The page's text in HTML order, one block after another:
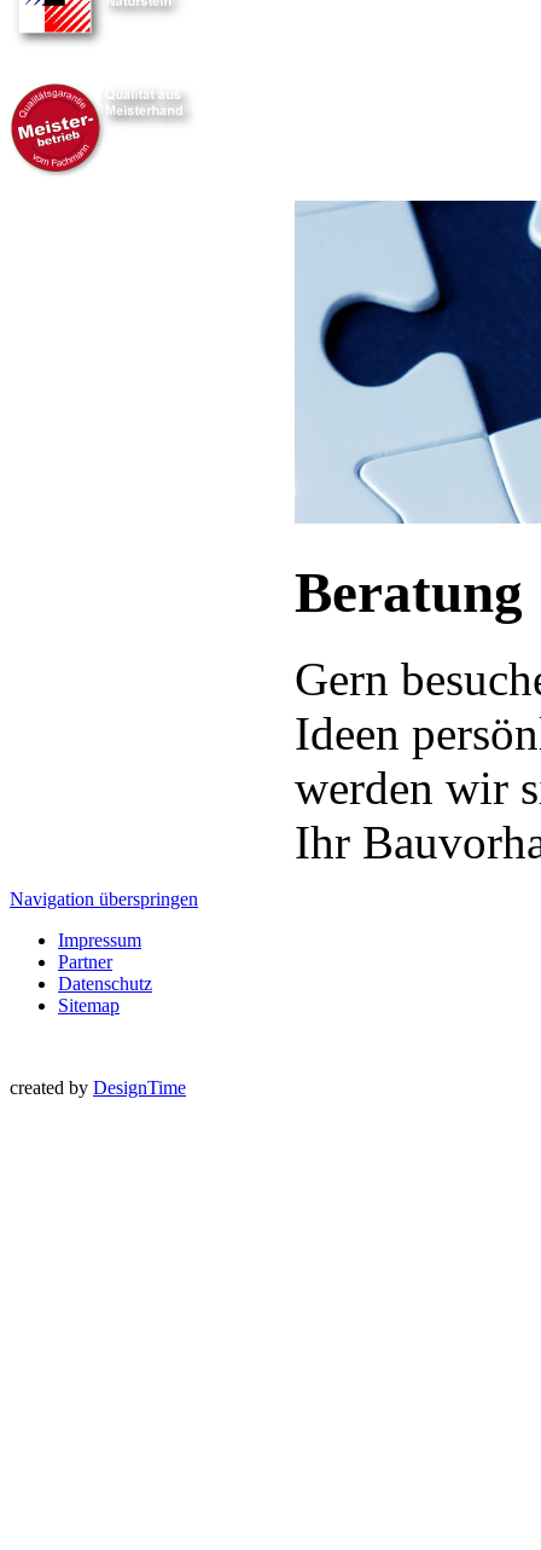
Beratung
Gern
Ideen
werden wir
Ihr
Navigation überspringen
Impressum
Partner
Datenschutz
Sitemap
created by DesignTime